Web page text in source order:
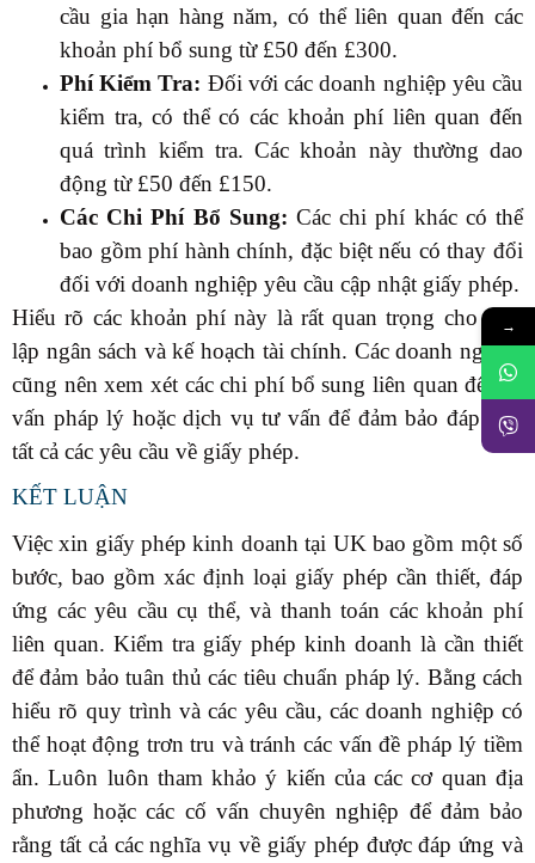
cầu gia hạn hàng năm, có thể liên quan đến các
khoản phí bổ sung từ £50 đến £300.
Phí Kiểm Tra: Đối với các doanh nghiệp yêu cầu
kiểm tra, có thể có các khoản phí liên quan đến
quá trình kiểm tra. Các khoản này thường dao
động từ £50 đến £150.
Các Chi Phí Bổ Sung: Các chi phí khác có thể
bao gồm phí hành chính, đặc biệt nếu có thay đổi
đối với doanh nghiệp yêu cầu cập nhật giấy phép.
Hiểu rõ các khoản phí này là rất quan trọng cho việc
lập ngân sách và kế hoạch tài chính. Các doanh nghiệp
cũng nên xem xét các chi phí bổ sung liên quan đến tư
vấn pháp lý hoặc dịch vụ tư vấn để đảm bảo đáp ứng
tất cả các yêu cầu về giấy phép.
KẾT LUẬN
Việc xin giấy phép kinh doanh tại UK bao gồm một số
bước, bao gồm xác định loại giấy phép cần thiết, đáp
ứng các yêu cầu cụ thể, và thanh toán các khoản phí
liên quan. Kiểm tra giấy phép kinh doanh là cần thiết
để đảm bảo tuân thủ các tiêu chuẩn pháp lý. Bằng cách
hiểu rõ quy trình và các yêu cầu, các doanh nghiệp có
thể hoạt động trơn tru và tránh các vấn đề pháp lý tiềm
ẩn. Luôn luôn tham khảo ý kiến của các cơ quan địa
phương hoặc các cố vấn chuyên nghiệp để đảm bảo
rằng tất cả các nghĩa vụ về giấy phép được đáp ứng và
→